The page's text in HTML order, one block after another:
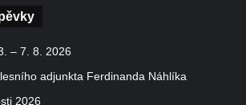
– 7. 8. 2026
adjunkta Ferdinanda Náhlíka
2026